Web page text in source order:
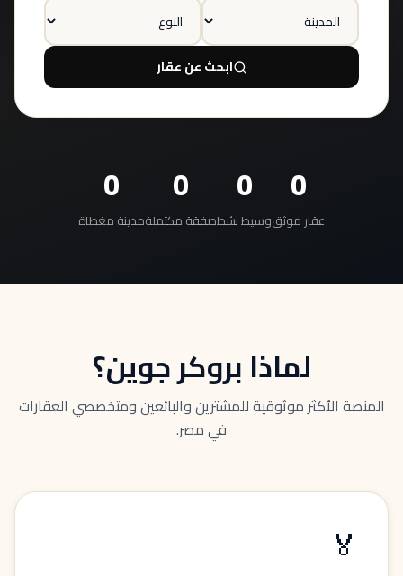
ابحث عن عقار
0
عقار موثق
0
وسيط نشط
0
صفقة مكتملة
0
مدينة مغطاة
لماذا بروكر جوين؟
المنصة الأكثر موثوقية للمشترين والبائعين ومتخصصي العقارات
في مصر.
🏅